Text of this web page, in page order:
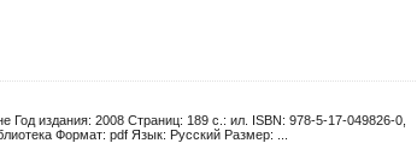
издания: 2008 Страниц: 189 с.: ил. ISBN: 978-5-17-049826-0,
Формат: pdf Язык: Русский Размер: ...